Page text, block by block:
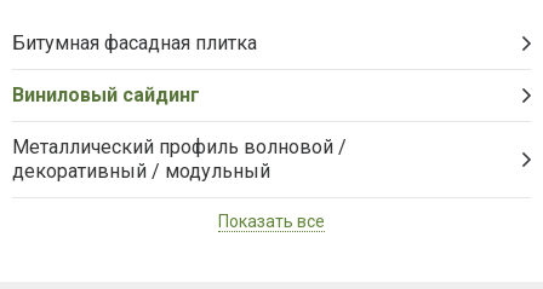
Битумная фасадная плитка
Виниловый сайдинг
Металлический профиль волновой /
декоративный / модульный
Показать все